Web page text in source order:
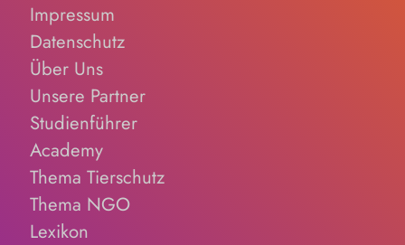
genau so groß wie nötig, aber so effizient wie möglich sind.
Impressum
Datenschutz
Über Uns
Unsere Partner
Studienführer
Academy
Thema Tierschutz
Thema NGO
Lexikon